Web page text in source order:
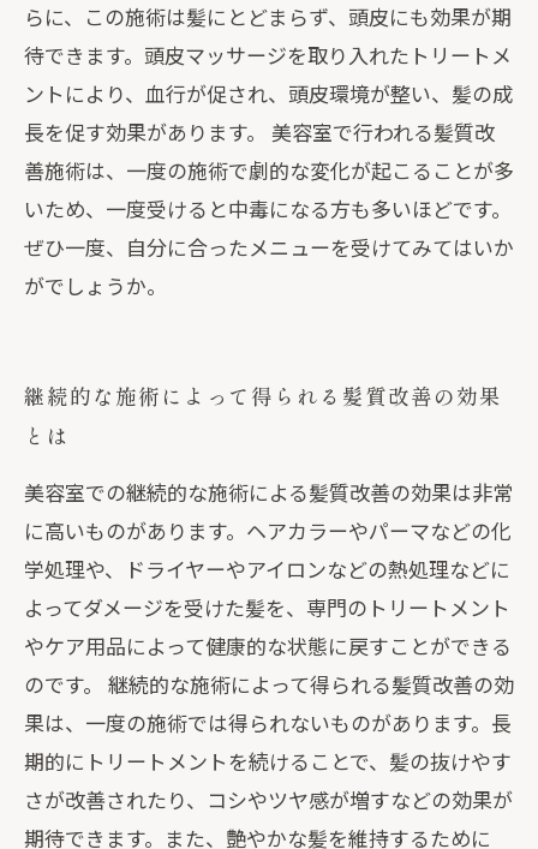
らに、この施術は髪にとどまらず、頭皮にも効果が期
待できます。頭皮マッサージを取り入れたトリートメ
ントにより、血行が促され、頭皮環境が整い、髪の成
長を促す効果があります。 美容室で行われる髪質改
善施術は、一度の施術で劇的な変化が起こることが多
いため、一度受けると中毒になる方も多いほどです。
ぜひ一度、自分に合ったメニューを受けてみてはいか
がでしょうか。
継続的な施術によって得られる髪質改善の効果
とは
美容室での継続的な施術による髪質改善の効果は非常
に高いものがあります。ヘアカラーやパーマなどの化
学処理や、ドライヤーやアイロンなどの熱処理などに
よってダメージを受けた髪を、専門のトリートメント
やケア用品によって健康的な状態に戻すことができる
のです。 継続的な施術によって得られる髪質改善の効
果は、一度の施術では得られないものがあります。長
期的にトリートメントを続けることで、髪の抜けやす
さが改善されたり、コシやツヤ感が増すなどの効果が
期待できます。また、艶やかな髪を維持するために